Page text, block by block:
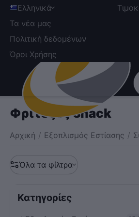
Ελληνικά
Τα νέα μας
Πολιτική δεδομένων
Όροι Χρήσης
Φριτέζες snack
Αρχική / Εξοπλισμός Εστίασης /
Όλα τα φίλτρα
Κατηγορίες